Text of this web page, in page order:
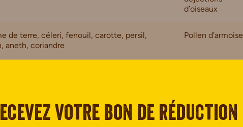
d’oiseaux
de terre, céleri, fenouil, carotte, persil,
aneth, coriandre
Pollen d’armoise
de porc Chat
votre bon de réduction